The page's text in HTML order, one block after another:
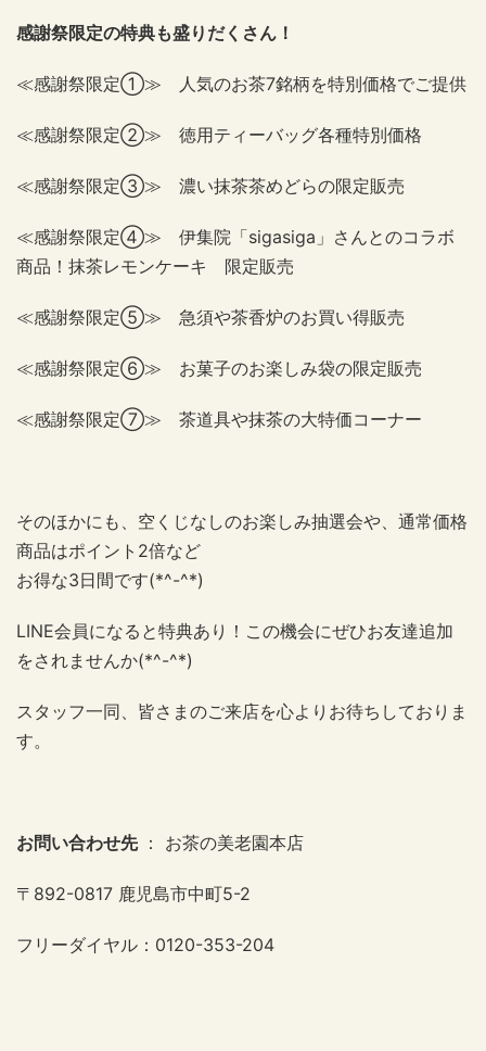
感謝祭限定の特典も盛りだくさん！
≪感謝祭限定①≫ 人気のお茶7銘柄を特別価格でご提供
≪感謝祭限定②≫ 徳用ティーバッグ各種特別価格
≪感謝祭限定③≫ 濃い抹茶茶めどらの限定販売
≪感謝祭限定④≫ 伊集院「sigasiga」さんとのコラボ
商品！抹茶レモンケーキ 限定販売
≪感謝祭限定⑤≫ 急須や茶香炉のお買い得販売
≪感謝祭限定⑥≫ お菓子のお楽しみ袋の限定販売
≪感謝祭限定⑦≫ 茶道具や抹茶の大特価コーナー
そのほかにも、空くじなしのお楽しみ抽選会や、通常価格
商品はポイント2倍など
お得な3日間です(*^-^*)
LINE会員になると特典あり！この機会にぜひお友達追加
をされませんか(*^-^*)
スタッフ一同、皆さまのご来店を心よりお待ちしておりま
す。
お問い合わせ先 ： お茶の美老園本店
〒892-0817 鹿児島市中町5-2
フリーダイヤル：0120-353-204